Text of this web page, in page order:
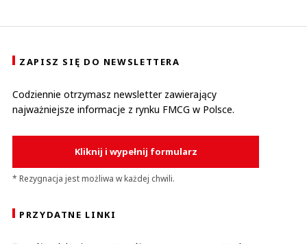
ZAPISZ SIĘ DO NEWSLETTERA
Codziennie otrzymasz newsletter zawierający
najważniejsze informacje z rynku FMCG w Polsce.
Kliknij i wypełnij formularz
* Rezygnacja jest możliwa w każdej chwili.
PRZYDATNE LINKI